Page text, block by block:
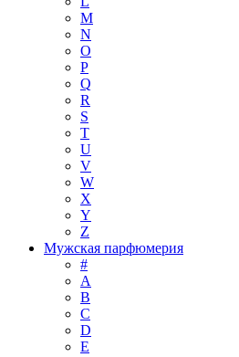
M
N
O
P
Q
R
S
T
U
V
W
X
Y
Z
Мужская парфюмерия
#
A
B
C
D
E